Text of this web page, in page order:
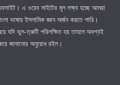
এ ওয়েব সাইটের মূল লক্ষ্য হচ্ছে আমরা
ভাষায় ইসলামিক জ্ঞান অর্জন করতে পারি।
যদি ভুল-ত্রুটি পরিলক্ষিত হয় তাহলে অবশ্যই
জানানোর অনুরোধ রইল।